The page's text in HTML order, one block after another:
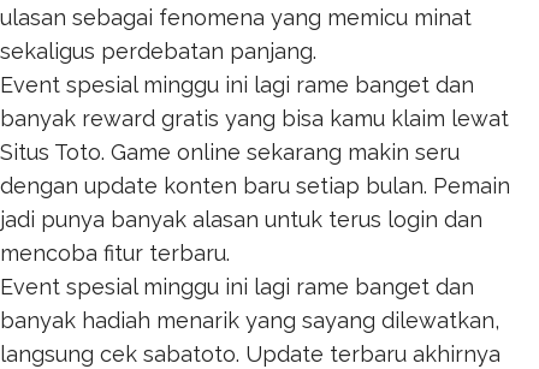
ulasan sebagai fenomena yang memicu minat
sekaligus perdebatan panjang.
Event spesial minggu ini lagi rame banget dan
banyak reward gratis yang bisa kamu klaim lewat
Situs Toto. Game online sekarang makin seru
dengan update konten baru setiap bulan. Pemain
jadi punya banyak alasan untuk terus login dan
mencoba fitur terbaru.
Event spesial minggu ini lagi rame banget dan
banyak hadiah menarik yang sayang dilewatkan,
langsung cek sabatoto. Update terbaru akhirnya